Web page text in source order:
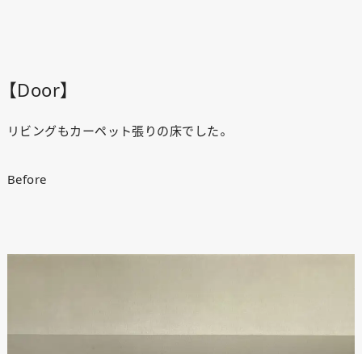
【Door】
リビングもカーペット張りの床でした。
Before